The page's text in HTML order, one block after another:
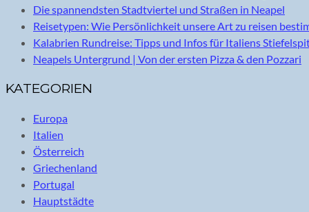
Die spannendsten Stadtviertel und Straßen in Neapel
Reisetypen: Wie Persönlichkeit unsere Art zu reisen
Kalabrien Rundreise: Tipps und Infos für Italiens
Neapels Untergrund | Von der ersten Pizza & den Pozzari
KATEGORIEN
Europa
Italien
Österreich
Griechenland
Portugal
Hauptstädte